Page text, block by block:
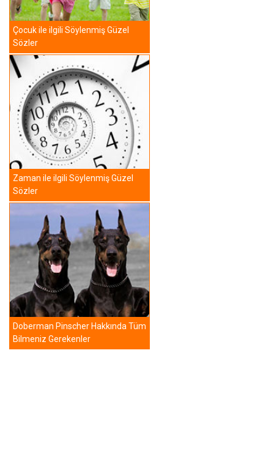
Çocuk ile ilgili Söylenmiş Güzel
Sözler
Zaman ile ilgili Söylenmiş Güzel
Sözler
Doberman Pinscher Hakkında Tüm
Bilmeniz Gerekenler